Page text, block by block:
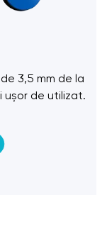
3,5 mm de la
ușor de utilizat.